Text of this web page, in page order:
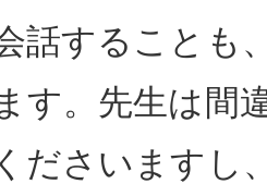
話することも
す。先生は間
ださいますし